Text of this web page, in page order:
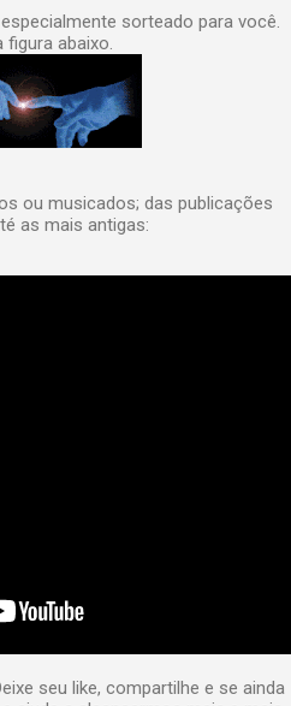
sorteado para você.
figura abaixo.
ou musicados; das publicações
as mais antigas:
seu like, compartilhe e se ainda